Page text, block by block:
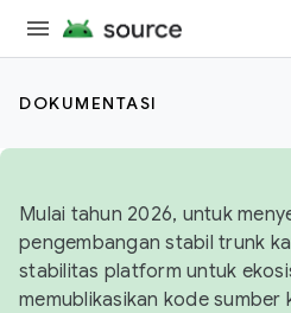
DOKUMENTASI
Mulai tahun 2026, untuk
pengembangan stabil trunk
stabilitas platform untuk
memublikasikan kode sumber